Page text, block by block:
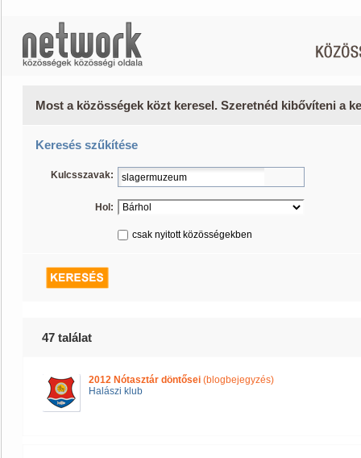
Most a közösségek közt keresel. Szeretnéd kibővíteni a
Keresés szűkítése
Kulcsszavak:
Hol:
csak nyitott közösségekben
47 találat
2012 Nótasztár döntősei (blogbejegyzés)
Halászi klub